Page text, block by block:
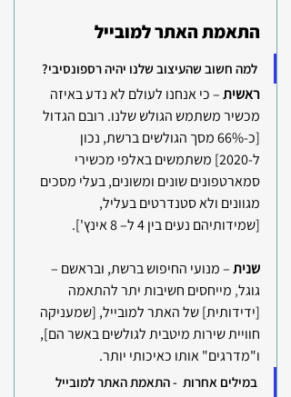
התאמת האתר למובייל
למה חשוב שהעיצוב שלנו יהיה רספונסיבי?
ראשית – כי אנחנו לעולם לא נדע באיזה
מכשיר משתמש הגולש שלנו. רובם הגדול
[כ-66% מסך הגולשים ברשת, נכון
ל-2020] משתמשים באלפי מכשירי
סמארטפונים שונים ומשונים, בעלי מסכים
מגוונים ולא סטנדרטים בעליל,
[שמידותיהם נעים בין 4 ל– 8 אינץ'].
שנית – מנועי החיפוש ברשת, ובראשם –
גוגל, מייחסים חשיבות יתר להתאמה
[ידידותית] של האתר למובייל, [שמעניקה
חוויית שירות מיטבית לגולשים באשר הם],
ו"מדרגים" אותו כאיכותי יותר.
במילים אחרות  - התאמת האתר למובייל